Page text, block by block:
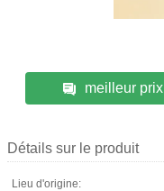
meilleur prix
Détails sur le produit
Lieu d'origine: